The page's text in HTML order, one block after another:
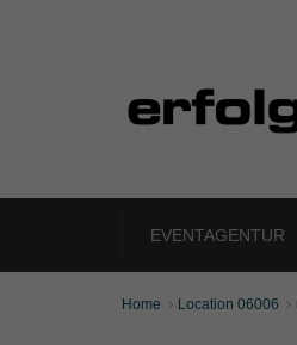
EVENTAGENTUR
Home  Location 06006 